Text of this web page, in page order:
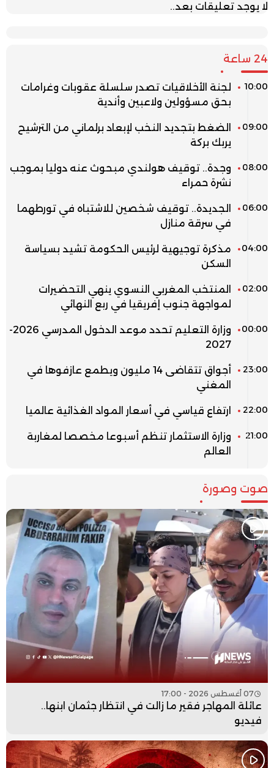
لا يوجد تعليقات بعد..
24 ساعة
10:00
لجنة الأخلاقيات تصدر سلسلة عقوبات وغرامات
بحق مسؤولين ولاعبين وأندية
09:00
الضغط بتجديد النخب لإبعاد برلماني من الترشيح
يربك بركة
08:00
وجدة.. توقيف هولندي مبحوث عنه دوليا بموجب
نشرة حمراء
06:00
الجديدة.. توقيف شخصين للاشتباه في تورطهما
في سرقة منازل
04:00
مذكرة توجيهية لرئيس الحكومة تشيد بسياسة
السكن
02:00
المنتخب المغربي النسوي ينهي التحضيرات
لمواجهة جنوب إفريقيا في ربع النهائي
00:00
وزارة التعليم تحدد موعد الدخول المدرسي 2026-
2027
23:00
أجواق تتقاضى 14 مليون ويطمع عازفوها في
المغني
22:00 ارتفاع قياسي في أسعار المواد الغذائية عالميا
21:00
وزارة الاستثمار تنظم أسبوعا مخصصا لمغاربة
العالم
صوت وصورة
07 أغسطس 2026 - 17:00
عائلة المهاجر فقير ما زالت في انتظار جثمان ابنها..
فيديو